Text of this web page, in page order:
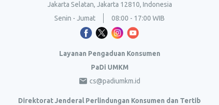
Jakarta Selatan, Jakarta 12810, Indonesia
Senin - Jumat
08:00 - 17:00 WIB
Layanan Pengaduan Konsumen
PaDi UMKM
cs@padiumkm.id
Direktorat Jenderal Perlindungan Konsumen dan Tertib